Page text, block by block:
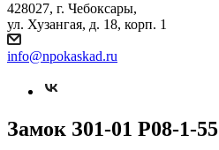
428027, г. Чебоксары,
ул. Хузангая, д. 18, корп. 1
info@npokaskad.ru
Замок З01-01 Р08-1-55